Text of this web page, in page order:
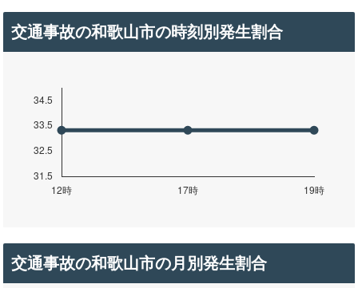
交通事故の和歌山市の時刻別発生割合
交通事故の和歌山市の月別発生割合